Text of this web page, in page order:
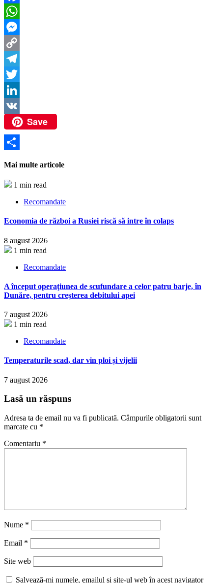
Facebook
WhatsApp
Messenger
Copy
Link
Telegram
Twitter
LinkedIn
VK
Save
Mai multe articole
1 min read
Recomandate
Economia de război a Rusiei riscă să intre în colaps
8 august 2026
1 min read
Recomandate
A început operaţiunea de scufundare a celor patru barje, în
Dunăre, pentru creşterea debitului apei
7 august 2026
1 min read
Recomandate
Temperaturile scad, dar vin ploi și vijelii
7 august 2026
Lasă un răspuns
Adresa ta de email nu va fi publicată. Câmpurile obligatorii sunt
marcate cu *
Comentariu *
Nume *
Email *
Site web
Salvează-mi numele, emailul și site-ul web în acest navigator